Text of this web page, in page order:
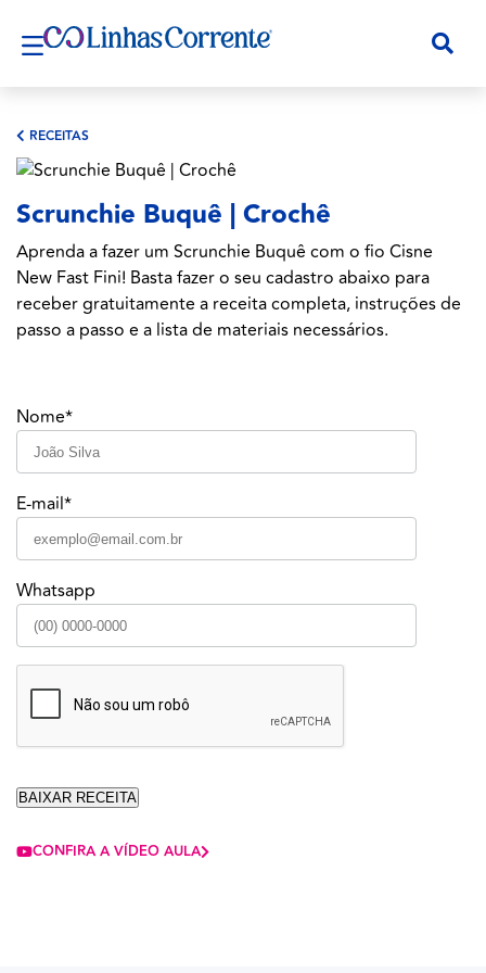
RECEITAS
Scrunchie Buquê | Crochê
Aprenda a fazer um Scrunchie Buquê com o fio Cisne
New Fast Fini! Basta fazer o seu cadastro abaixo para
receber gratuitamente a receita completa, instruções de
passo a passo e a lista de materiais necessários.
Nome*
E-mail*
Whatsapp
CONFIRA A VÍDEO AULA